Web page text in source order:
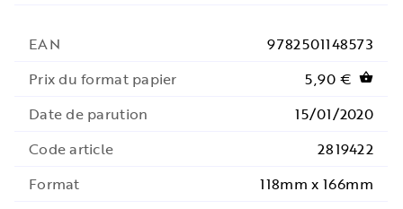
EAN
9782501148573
Prix du format papier
5,90 € shopping_basket
Date de parution
15/01/2020
Code article
2819422
Format
118mm x 166mm